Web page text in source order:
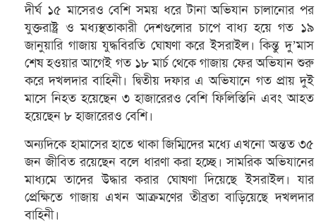
দীর্ঘ ১৫ মাসেরও বেশি সময় ধরে টানা অভিযান চালানোর পর
যুক্তরাষ্ট্র ও মধ্যস্থতাকারী দেশগুলোর চাপে বাধ্য হয়ে গত ১৯
জানুয়ারি গাজায় যুদ্ধবিরতি ঘোষণা করে ইসরাইল। কিন্তু দু’মাস
শেষ হওয়ার আগেই গত ১৮ মার্চ থেকে গাজায় ফের অভিযান শুরু
করে দখলদার বাহিনী। দ্বিতীয় দফার এ অভিযানে গত প্রায় দুই
মাসে নিহত হয়েছেন ৩ হাজারেরও বেশি ফিলিস্তিনি এবং আহত
হয়েছেন ৮ হাজারেরও বেশি।
অন্যদিকে হামাসের হাতে থাকা জিম্মিদের মধ্যে এখনো অন্তত ৩৫
জন জীবিত রয়েছেন বলে ধারণা করা হচ্ছে। সামরিক অভিযানের
মাধ্যমে তাদের উদ্ধার করার ঘোষণা দিয়েছে ইসরাইল। যার
প্রেক্ষিতে গাজায় এখন আক্রমণের তীব্রতা বাড়িয়েছে দখলদার
বাহিনী।